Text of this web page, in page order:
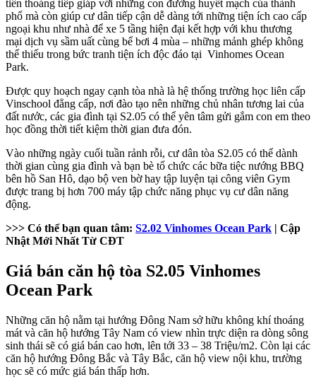
tiền thoáng tiếp giáp với những con đường huyết mạch của thành
phố mà còn giúp cư dân tiếp cận dễ dàng tới những tiện ích cao cấp
ngoại khu như nhà để xe 5 tầng hiện đại kết hợp với khu thương
mại dịch vụ sầm uất cùng bể bơi 4 mùa – những mảnh ghép không
thể thiếu trong bức tranh tiện ích độc đáo tại Vinhomes Ocean
Park.
Được quy hoạch ngay cạnh tòa nhà là hệ thống trường học liên cấp
Vinschool đẳng cấp, nơi đào tạo nên những chủ nhân tương lai của
đất nước, các gia đình tại S2.05 có thể yên tâm gửi gắm con em theo
học đồng thời tiết kiệm thời gian đưa đón.
Vào những ngày cuối tuần rảnh rỗi, cư dân tòa S2.05 có thể dành
thời gian cùng gia đình và bạn bè tổ chức các bữa tiệc nướng BBQ
bên hồ San Hô, dạo bộ ven bờ hay tập luyện tại công viên Gym
được trang bị hơn 700 máy tập chức năng phục vụ cư dân năng
động.
>>> Có thể bạn quan tâm: S2.02 Vinhomes Ocean Park | Cập
Nhật Mới Nhất Từ CĐT
Giá bán căn hộ tòa S2.05 Vinhomes
Ocean Park
Những căn hộ nằm tại hướng Đông Nam sở hữu không khí thoáng
mát và căn hộ hướng Tây Nam có view nhìn trực diện ra dòng sông
sinh thái sẽ có giá bán cao hơn, lên tới 33 – 38 Triệu/m2. Còn lại các
căn hộ hướng Đông Bắc và Tây Bắc, căn hộ view nội khu, trường
học sẽ có mức giá bán thấp hơn.